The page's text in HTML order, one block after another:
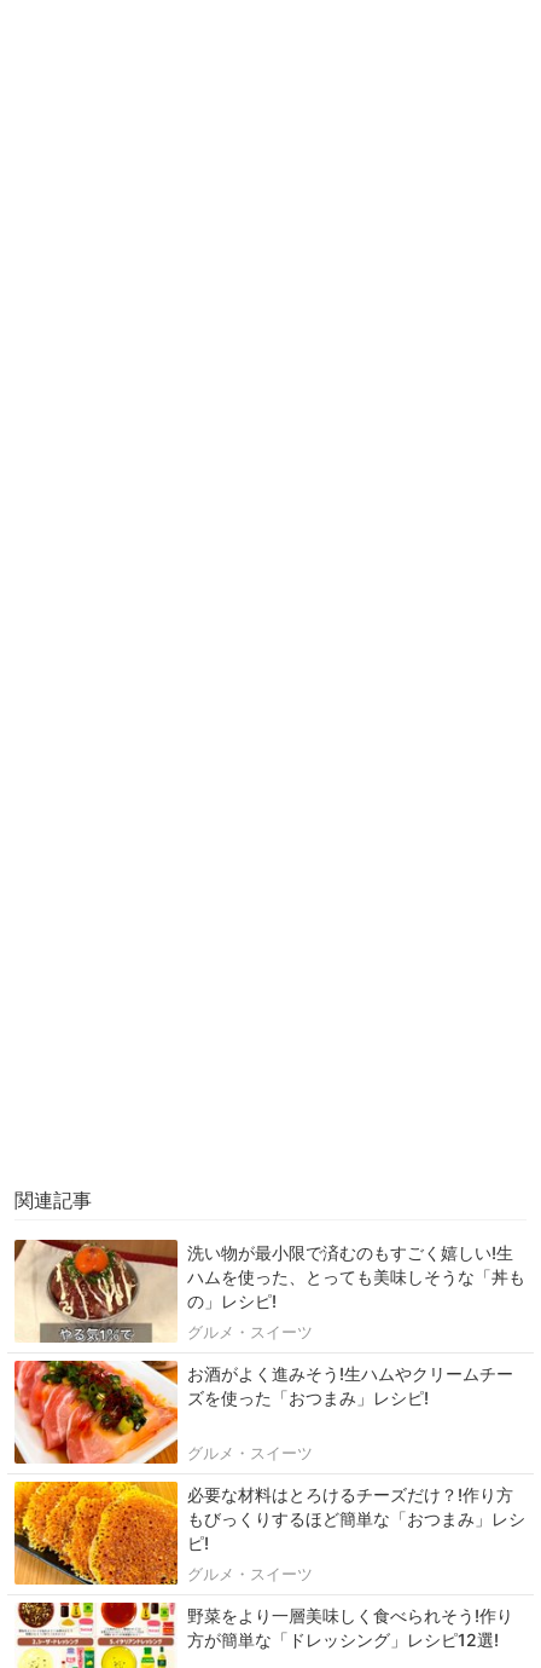
関連記事
洗い物が最小限で済むのもすごく嬉しい!生
ハムを使った、とっても美味しそうな「丼も
の」レシピ!
グルメ・スイーツ
お酒がよく進みそう!生ハムやクリームチー
ズを使った「おつまみ」レシピ!
グルメ・スイーツ
必要な材料はとろけるチーズだけ？!作り方
もびっくりするほど簡単な「おつまみ」レシ
ピ!
グルメ・スイーツ
野菜をより一層美味しく食べられそう!作り
方が簡単な「ドレッシング」レシピ12選!